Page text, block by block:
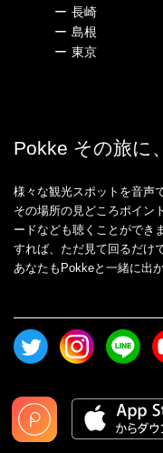
ー 長崎
ー 島根
ー 東京
Pokke その旅に
様々な観光スポットを音声
その場所の見どころポイン
ードなども聴くことができ
すれば、ただ見て回るだけ
あなたもPokkeと一緒に出